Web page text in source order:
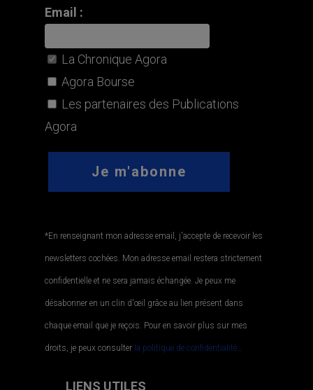
Email :
La Chronique Agora
Agora Bourse
Les partenaires des Publications
Agora
*En renseignant mon adresse email, j'accepte de recevoir les
newsletters cochées. Mon adresse email restera strictement
confidentielle et ne sera jamais échangée. Je peux me
désabonner en un clin d'œil grâce au lien présent dans
chaque email que je reçois. Pour en savoir plus sur mes
droits, je peux consulter la politique de confidentialité..
LIENS UTILES